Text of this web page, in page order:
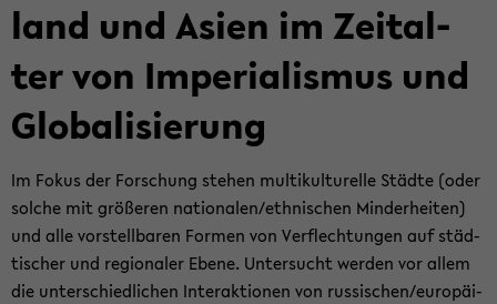
land und Asien im Zeit­al­
ter von Im­pe­ria­lis­mus und
Glo­ba­li­sie­rung
Im Fokus der For­schung ste­hen mul­ti­kul­tu­rel­le Städ­te (oder
sol­che mit grö­ße­ren na­tio­na­len/eth­ni­schen Min­der­hei­ten)
und alle vor­stell­ba­ren For­men von Ver­flech­tun­gen auf städ­
ti­scher und re­gio­na­ler Ebene. Un­ter­sucht wer­den vor allem
die un­ter­schied­li­chen In­ter­ak­tio­nen von rus­si­schen/eu­ro­päi­